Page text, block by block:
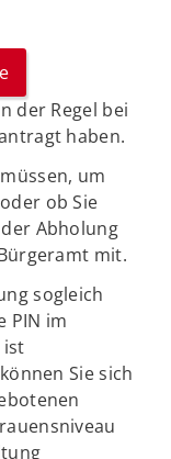
der Regel bei
haben.
um
ob Sie
Abholung
mit.
sogleich
PIN im
ist
Sie sich